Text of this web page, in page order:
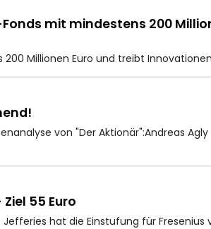
mit mindestens 200
Millionen Euro und treibt
von "Der Aktionär":Andreas
55 Euro
Jefferies hat die Einstufung für